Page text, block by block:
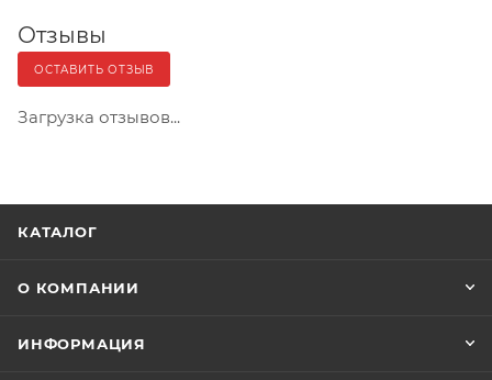
Отзывы
ОСТАВИТЬ ОТЗЫВ
Загрузка отзывов...
КАТАЛОГ
О КОМПАНИИ
ИНФОРМАЦИЯ